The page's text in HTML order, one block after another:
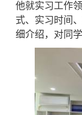
他就实习工作
式、实习时间
细介绍，对同